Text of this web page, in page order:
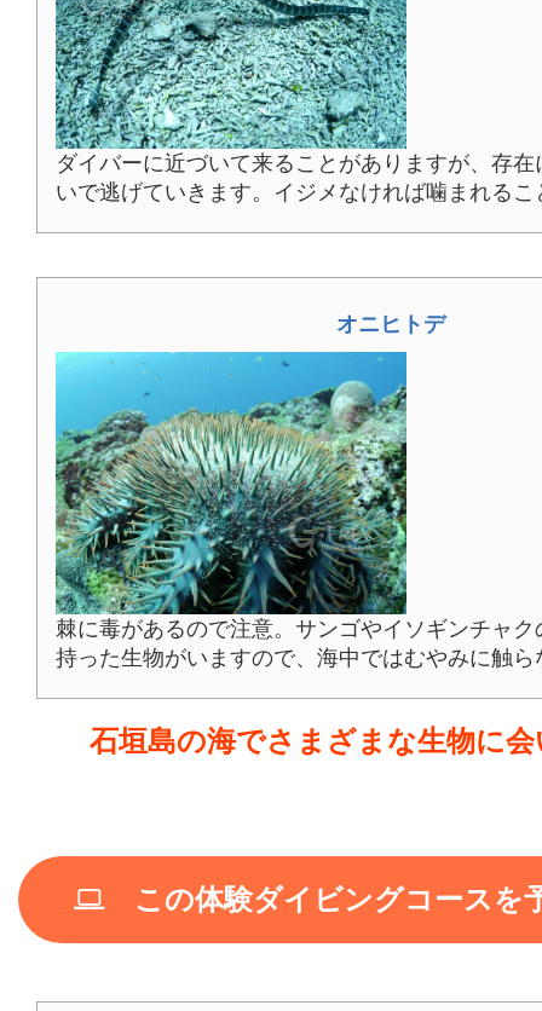
ダイバーに近づいて来ることがありますが、存
いで逃げていきます。イジメなければ噛まれる
オニヒトデ
棘に毒があるので注意。サンゴやイソギンチャ
持った生物がいますので、海中ではむやみに触
石垣島の海でさまざまな生物に
この体験ダイビングコース